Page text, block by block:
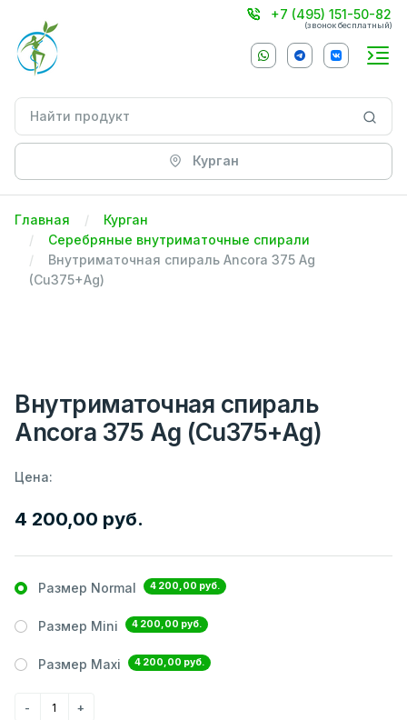
+7 (495) 151-50-82
(звонок бесплатный)
Курган
Главная
Курган
Серебряные внутриматочные спирали
Внутриматочная спираль Ancora 375 Ag
(Cu375+Ag)
Внутриматочная спираль
Ancora 375 Ag (Cu375+Ag)
Цена:
4 200,00 руб.
Размер Normal 4 200,00 руб.
Размер Mini 4 200,00 руб.
Размер Maxi 4 200,00 руб.